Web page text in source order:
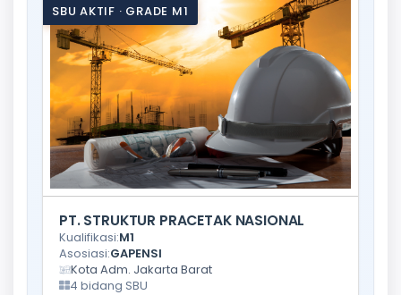
SBU AKTIF · GRADE M1
PT. STRUKTUR PRACETAK NASIONAL
Kualifikasi:M1
Asosiasi:GAPENSI
Kota Adm. Jakarta Barat
4 bidang SBU